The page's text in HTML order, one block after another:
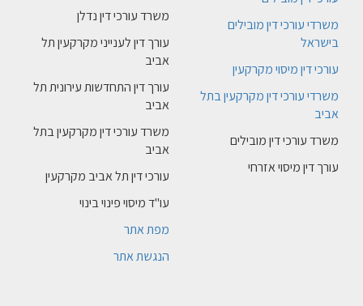
משרדי עורכי דין מובילים
בישראל
עורכי דין מיסוי מקרקעין
משרדי עורכי דין מקרקעין בתל
אביב
משרד עורכי דין מובילים
עורך דין מיסוי אזרחי
משרד עורכי דין נדלן
עורך דין לענייני מקרקעין תל
אביב
עורך דין התחדשות עירונית תל
אביב
משרד עורכי דין מקרקעין בתל
אביב
עורכי דין תל אביב מקרקעין
עו"ד מיסוי פינוי בינוי
מפת אתר
הנגשת אתר